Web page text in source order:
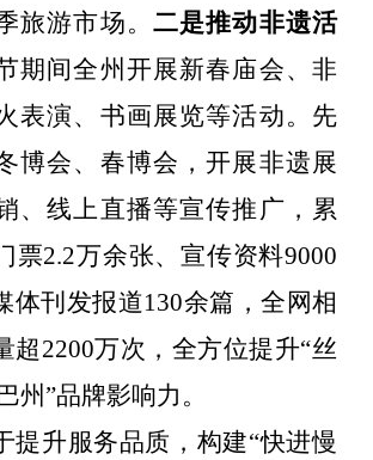
旅游市场。 二是推动非遗活
期间全州开展新春庙会、非
表演、书画展览等活动。先
博会、春博会，开展非遗展
、线上直播等宣传推广，累
票2.2万余张、宣传资料9000
体刊发报道130余篇，全网相
超2200万次，全方位提升“丝
州”品牌影响力。
提升服务品质，构建“快进慢